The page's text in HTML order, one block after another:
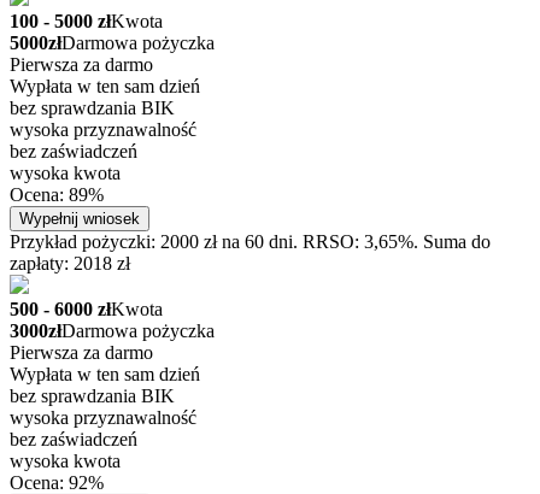
100 - 5000 złKwota
5000złDarmowa pożyczka
Pierwsza za darmo
Wypłata w ten sam dzień
bez sprawdzania BIK
wysoka przyznawalność
bez zaświadczeń
wysoka kwota
Ocena: 89%
Wypełnij wniosek
Przykład pożyczki: 2000 zł na 60 dni. RRSO: 3,65%. Suma do
zapłaty: 2018 zł
500 - 6000 złKwota
3000złDarmowa pożyczka
Pierwsza za darmo
Wypłata w ten sam dzień
bez sprawdzania BIK
wysoka przyznawalność
bez zaświadczeń
wysoka kwota
Ocena: 92%